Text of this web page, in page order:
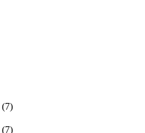
(7)
(7)